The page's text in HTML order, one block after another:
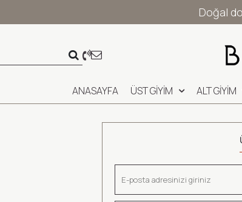
Doğal
ANASAYFA ÜST GİYİM ALT GİYİM